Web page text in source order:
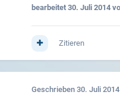
bearbeitet 30. Juli 2014
Zitieren
Geschrieben 30. Juli 2014